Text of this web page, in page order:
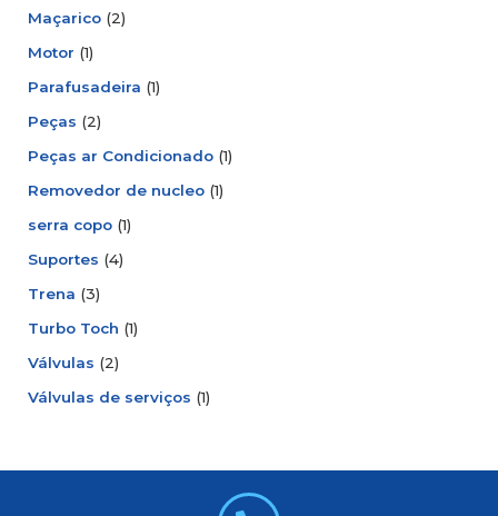
Maçarico (2)
Motor (1)
Parafusadeira (1)
Peças (2)
Peças ar Condicionado (1)
Removedor de nucleo (1)
serra copo (1)
Suportes (4)
Trena (3)
Turbo Toch (1)
Válvulas (2)
Válvulas de serviços (1)